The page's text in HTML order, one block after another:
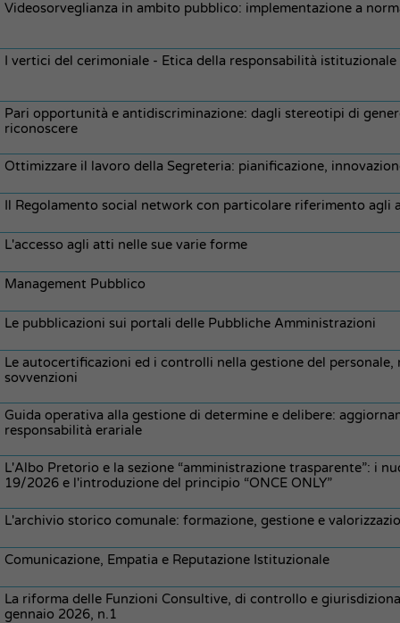
Videosorveglianza in ambito pubblico: implementazione a
I vertici del cerimoniale - Etica della responsabilità
Pari opportunità e antidiscriminazione: dagli stereotipi di
riconoscere
Ottimizzare il lavoro della Segreteria: pianificazione,
Il Regolamento social network con particolare riferimento agli
L'accesso agli atti nelle sue varie forme
Management Pubblico
Le pubblicazioni sui portali delle Pubbliche Amministrazioni
Le autocertificazioni ed i controlli nella gestione del
sovvenzioni
Guida operativa alla gestione di determine e delibere:
responsabilità erariale
L'Albo Pretorio e la sezione “amministrazione trasparente”: i
19/2026 e l'introduzione del principio “ONCE ONLY”
L'archivio storico comunale: formazione, gestione e
Comunicazione, Empatia e Reputazione Istituzionale
La riforma delle Funzioni Consultive, di controllo e
gennaio 2026, n.1